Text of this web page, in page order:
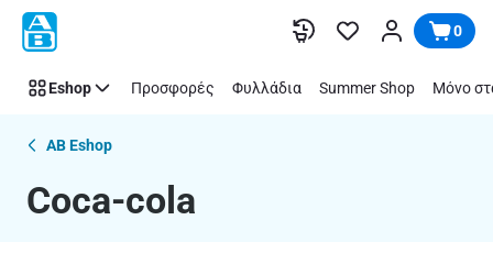
Παράλειψη
Coca-
cola
0
Eshop Προσφορές Φυλλάδια Summer Shop Μόνο
AB Eshop
Coca-cola